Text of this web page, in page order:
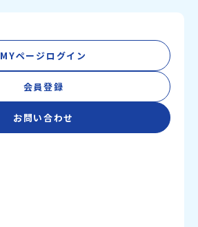
MYページログイン
会員登録
お問い合わせ